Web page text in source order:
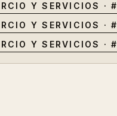
Y SERVICIOS · #
Y SERVICIOS · #
Y SERVICIOS · #